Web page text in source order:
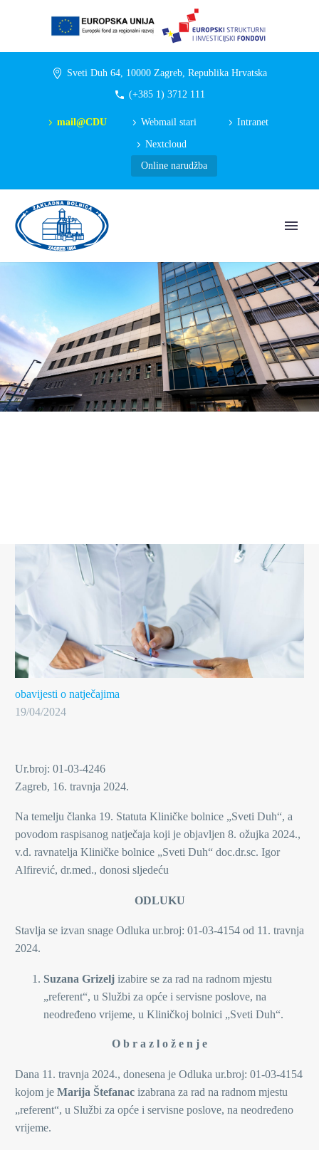
Sveti Duh 64, 10000 Zagreb, Republika Hrvatska
(+385 1) 3712 111
mail@CDU Webmail stari Intranet
Nextcloud
Online narudžba
obavijesti o natječajima
19/04/2024
Ur.broj: 01-03-4246
Zagreb, 16. travnja 2024.
Na temelju članka 19. Statuta Kliničke bolnice „Sveti Duh“, a
povodom raspisanog natječaja koji je objavljen 8. ožujka 2024.,
v.d. ravnatelja Kliničke bolnice „Sveti Duh“ doc.dr.sc. Igor
Alfirević, dr.med., donosi sljedeću
ODLUKU
Stavlja se izvan snage Odluka ur.broj: 01-03-4154 od 11. travnja
2024.
Suzana Grizelj izabire se za rad na radnom mjestu
„referent“, u Službi za opće i servisne poslove, na
neodređeno vrijeme, u Kliničkoj bolnici „Sveti Duh“.
O b r a z l o ž e n j e
Dana 11. travnja 2024., donesena je Odluka ur.broj: 01-03-4154
kojom je Marija Štefanac izabrana za rad na radnom mjestu
„referent“, u Službi za opće i servisne poslove, na neodređeno
vrijeme.